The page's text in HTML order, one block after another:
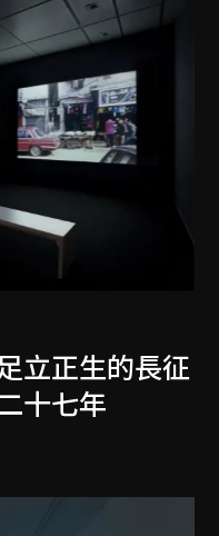
立正生的長征
十七年